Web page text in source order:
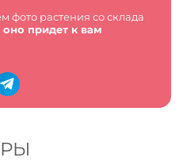
фото растения со склада
придет к вам